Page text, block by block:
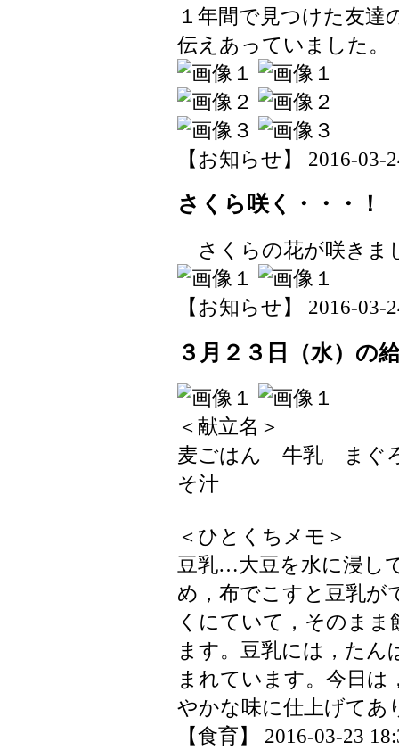
１年間で見つけた友
伝えあっていました。
【お知らせ】 2016-03-
さくら咲く・・・！
さくらの花が咲きま
【お知らせ】 2016-03-
３月２３日（水）の
＜献立名＞
麦ごはん 牛乳 まぐ
そ汁
＜ひとくちメモ＞
豆乳…大豆を水に浸し
め，布でこすと豆乳が
くにていて，そのま
ます。豆乳には，たん
まれています。今日は
やかな味に仕上げてあ
【食育】 2016-03-23